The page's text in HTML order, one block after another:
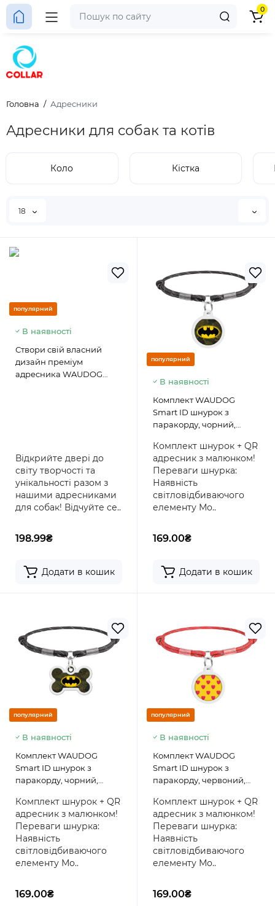
0
Головна Адресники
Адресники для собак та котів
Коло Кістка
18
популярний
В наявності
Створи свій власний
дизайн преміум
адресника WAUDOG
Відкрийте двері до
світу творчості та
унікальності разом з
нашими адресниками
для собак! Відчуйте се..
198.99₴
Додати в кошик
популярний
В наявності
Комплект WAUDOG
Smart ID шнурок з
паракорду, чорний,
паспортом, круг,
малюнок "Бетмен
зелений"
Комплект шнурок + QR
адресник з малюнком!
Переваги шнурка:
Наявність
світловідбиваючого
елементу Мо..
169.00₴
Додати в кошик
популярний
В наявності
Комплект WAUDOG
Smart ID шнурок з
паракорду, чорний,
паспортом, кістка,
малюнок "Бетмен
зелений"
Комплект шнурок + QR
адресник з малюнком!
Переваги шнурка:
Наявність
світловідбиваючого
елементу Мо..
169.00₴
популярний
В наявності
Комплект WAUDOG
Smart ID шнурок з
паракорду, червоний,
паспортом, круг,
малюнок "Серця"
Комплект шнурок + QR
адресник з малюнком!
Переваги шнурка:
Наявність
світловідбиваючого
елементу Мо..
169.00₴